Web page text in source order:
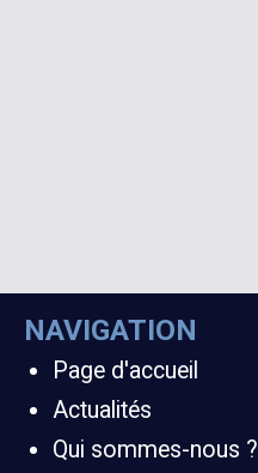
NAVIGATION
Page d'accueil
Actualités
Qui sommes-nous ?